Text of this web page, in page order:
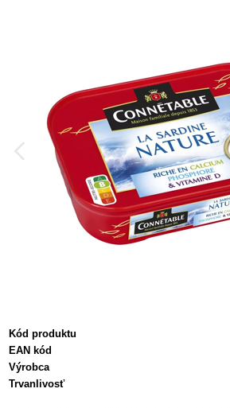
Kód produktu
EAN kód
Výrobca
Trvanlivosť